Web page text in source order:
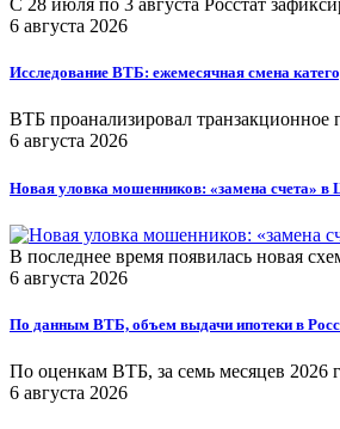
С 28 июля по 3 августа Росстат
6 августа 2026
Исследование ВТБ: ежемесячная смена
ВТБ проанализировал транзакционное
6 августа 2026
Новая уловка мошенников: «замена счета» в
В последнее время появилась новая
6 августа 2026
По данным ВТБ, объем выдачи ипотеки в
По оценкам ВТБ, за семь месяцев 2026
6 августа 2026